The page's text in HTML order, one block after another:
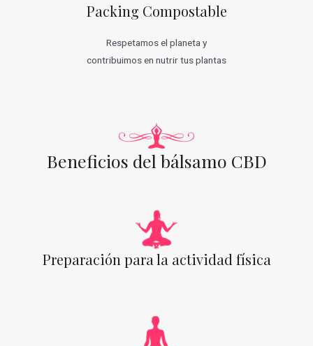
Packing Compostable
Respetamos el planeta y
contribuimos en nutrir tus plantas
Beneficios del bálsamo CBD
Preparación para la actividad física